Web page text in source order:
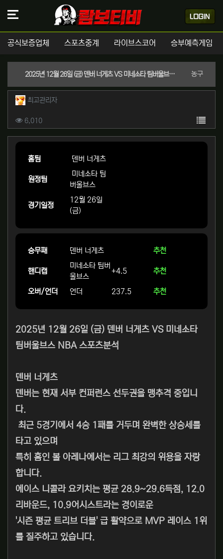
공식보증업체 스포츠중계 라이브스코어 승부예측게임
2025년 12월 26일 (금) 덴버 너게츠 VS 미네소타 팀버울브스 NBA 스포츠분석 농구분류
작성자 정보
최고관리자작성
컨텐츠 정보
6,010조회 목록
본문
홈팀 덴버 너게츠
원정팀
미네소타 팀
버울브스
경기일정
12월 26일
(금)
승무패 덴버 너게츠 추천
핸디캡
미네소타 팀버
울브스
+4.5 추천
오버/언더 언더 237.5 추천
2025년 12월 26일 (금) 덴버 너게츠 VS 미네소타
팀버울브스 NBA 스포츠분석
덴버 너게츠
덴버는 현재 서부 컨퍼런스 선두권을 맹추격 중입니
다.
최근 5경기에서 4승 1패를 거두며 완벽한 상승세를
타고 있으며
특히 홈인 볼 아레나에서는 리그 최강의 위용을 자랑
합니다.
에이스 니콜라 요키치는 평균 28.9~29.6득점, 12.0
리바운드, 10.9어시스트라는 경이로운
'시즌 평균 트리브 더블' 급 활약으로 MVP 레이스 1위
를 질주하고 있습니다.